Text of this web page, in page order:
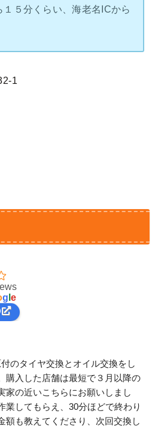
５分くらい、海老名ICから
1
g e
付のタイヤ交換とオイル交換をし
購入した店舗は最短で３月以降の
家の近いこちらにお願いしまし
業してもらえ、30分ほどで終わり
額も教えてくださり、次回交換し